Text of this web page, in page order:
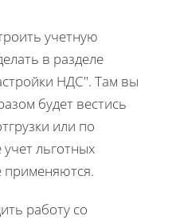
учетную
в разделе
НДС". Там вы
будет вестись
или по
льготных
применяются.
работу со